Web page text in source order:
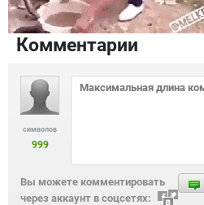
Комментарии
символов
999
Вы можете комментировать
через аккаунт в соцсетях: